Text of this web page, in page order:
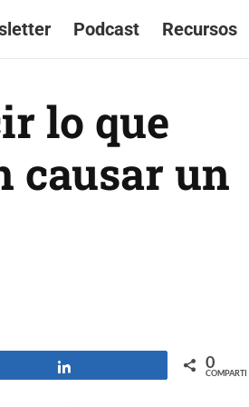
Podcast Recursos
lo que
causar un
0
COMPARTIR